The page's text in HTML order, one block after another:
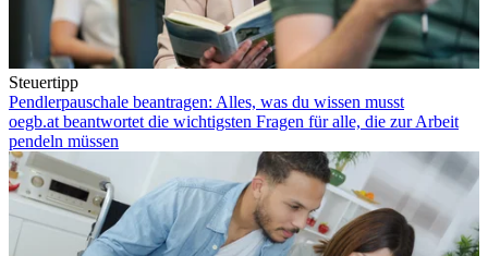
Steuertipp
Pendlerpauschale beantragen: Alles, was du wissen musst
oegb.at beantwortet die wichtigsten Fragen für alle, die zur Arbeit
pendeln müssen